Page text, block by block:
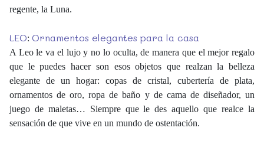
regente, la Luna.
LEO: Ornamentos elegantes para la casa
A Leo le va el lujo y no lo oculta, de manera que el mejor regalo
que le puedes hacer son esos objetos que realzan la belleza
elegante de un hogar: copas de cristal, cubertería de plata,
ornamentos de oro, ropa de baño y de cama de diseñador, un
juego de maletas… Siempre que le des aquello que realce la
sensación de que vive en un mundo de ostentación.